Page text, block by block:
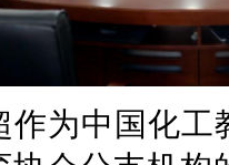
作为中国化